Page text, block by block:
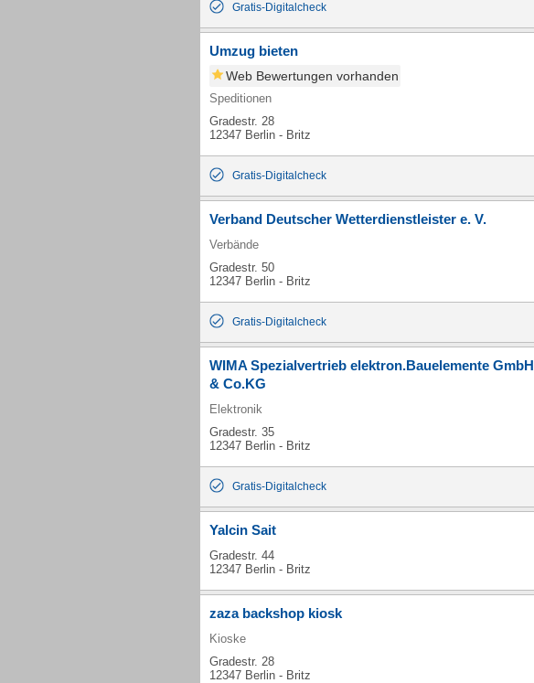
Gratis-Digitalcheck
Umzug bieten
Web Bewertungen vorhanden
Speditionen
Gradestr. 28
12347 Berlin - Britz
Gratis-Digitalcheck
Verband Deutscher Wetterdienstleister e. V.
Verbände
Gradestr. 50
12347 Berlin - Britz
Gratis-Digitalcheck
WIMA Spezialvertrieb elektron.Bauelemente GmbH
& Co.KG
Elektronik
Gradestr. 35
12347 Berlin - Britz
Gratis-Digitalcheck
Yalcin Sait
Gradestr. 44
12347 Berlin - Britz
zaza backshop kiosk
Kioske
Gradestr. 28
12347 Berlin - Britz